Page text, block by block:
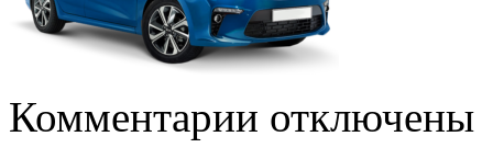
Комментарии записи
отключены